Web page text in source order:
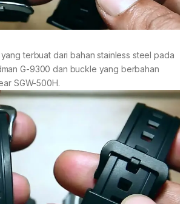
terbuat dari bahan stainless steel pada
G-9300 dan buckle yang berbahan
SGW-500H.